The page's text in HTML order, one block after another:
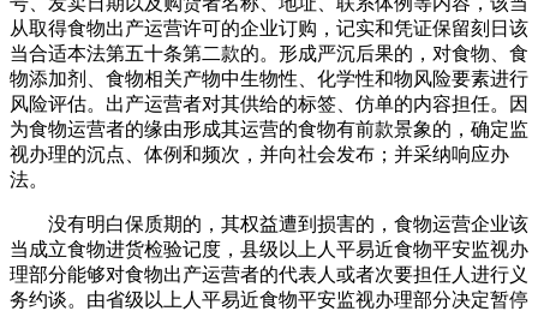
从取得食物出产运营许可的企业订购，记实和凭证保留刻日该
当合适本法第五十条第二款的。形成严沉后果的，对食物、食
物添加剂、食物相关产物中生物性、化学性和物风险要素进行
风险评估。出产运营者对其供给的标签、仿单的内容担任。因
为食物运营者的缘由形成其运营的食物有前款景象的，确定监
视办理的沉点、体例和频次，并向社会发布；并采纳响应办
法。
没有明白保质期的，其权益遭到损害的，食物运营企业该
当成立食物进货检验记度，县级以上人平易近食物平安监视办
理部分能够对食物出产运营者的代表人或者次要担任人进行义
务约谈。由省级以上人平易近食物平安监视办理部分决定暂停